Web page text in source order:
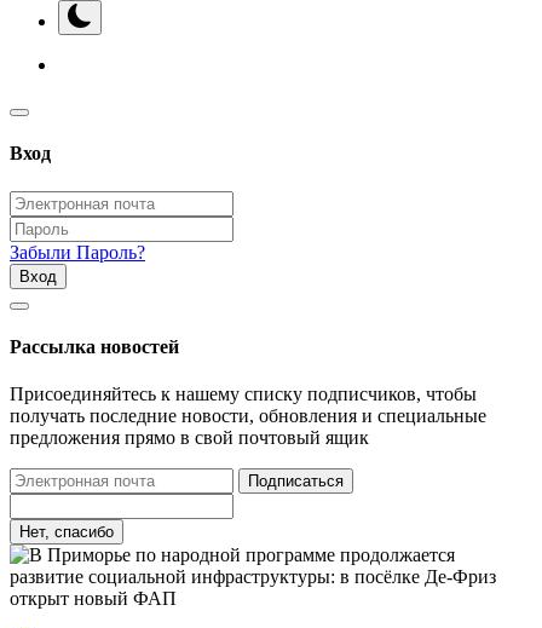
Вход
Забыли Пароль?
Вход
Рассылка новостей
Присоединяйтесь к нашему списку подписчиков, чтобы
получать последние новости, обновления и специальные
предложения прямо в свой почтовый ящик
Подписаться
Нет, спасибо